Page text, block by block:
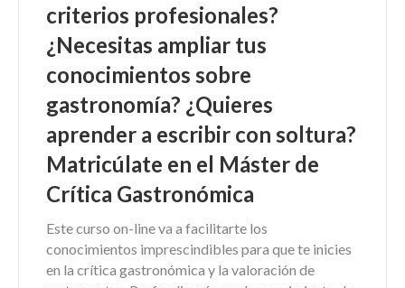
criterios profesionales?
¿Necesitas ampliar tus
conocimientos sobre
gastronomía? ¿Quieres
aprender a escribir con soltura?
Matricúlate en el Máster de
Crítica Gastronómica
Este curso on-line va a facilitarte los
conocimientos imprescindibles para que te inicies
en la crítica gastronómica y la valoración de